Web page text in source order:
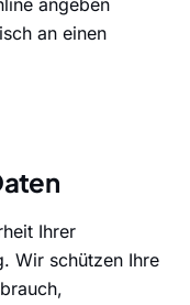
angeben
an einen
Ihrer
Wir schützen Ihre